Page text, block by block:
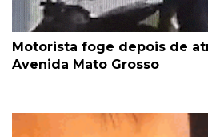
Motorista foge depois de
Avenida Mato Grosso